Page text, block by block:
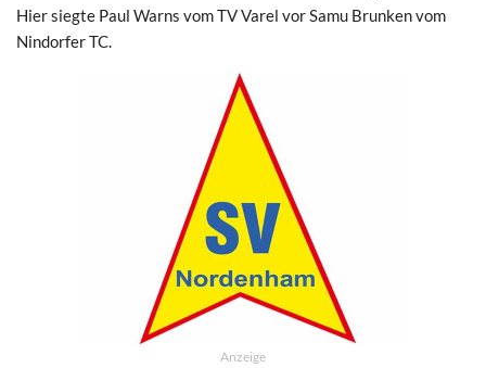
Hier siegte Paul Warns vom TV Varel vor Samu Brunken vom
Nindorfer TC.
Anzeige